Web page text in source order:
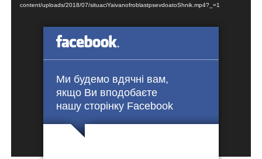
Ми будемо вдячні вам,
якщо Ви вподобаєте
нашу сторінку Facebook
content/uploads/2018/07/situaciYaivanofroblastpsevdoatoShnik.mp4?_=1